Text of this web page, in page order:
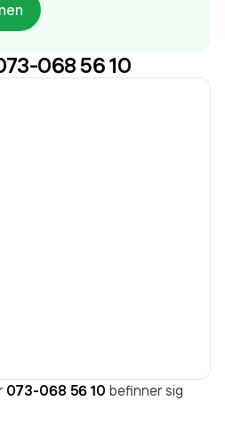
068 56 10
073-068 56 10 befinner sig